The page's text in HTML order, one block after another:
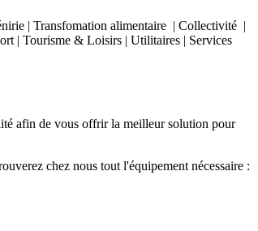
| Transfomation alimentaire | Collectivité |
| Tourisme & Loisirs | Utilitaires | Services
afin de vous offrir la meilleur solution pour
chez nous tout l'équipement nécessaire :